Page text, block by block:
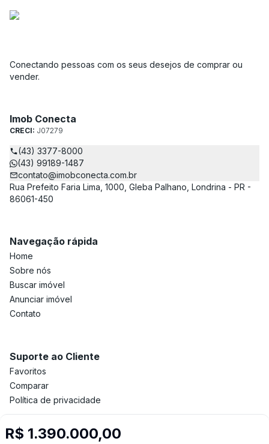
R$ 1.390.000,00
Conectando pessoas com os seus desejos de comprar ou
vender.
Imob Conecta
CRECI: J07279
(43) 3377-8000
(43) 99189-1487
contato@imobconecta.com.br
Rua Prefeito Faria Lima, 1000, Gleba Palhano, Londrina - PR -
86061-450
Navegação rápida
Home
Sobre nós
Buscar imóvel
Anunciar imóvel
Contato
Suporte ao Cliente
Favoritos
Comparar
Política de privacidade